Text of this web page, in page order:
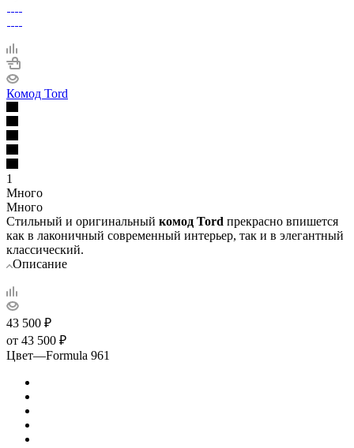
Комод Tord
1
Много
Много
Стильный и оригинальный комод Tord прекрасно впишется
как в лаконичный современный интерьер, так и в элегантный
классический.
Описание
43 500 ₽
от 43 500 ₽
Цвет—Formula 961